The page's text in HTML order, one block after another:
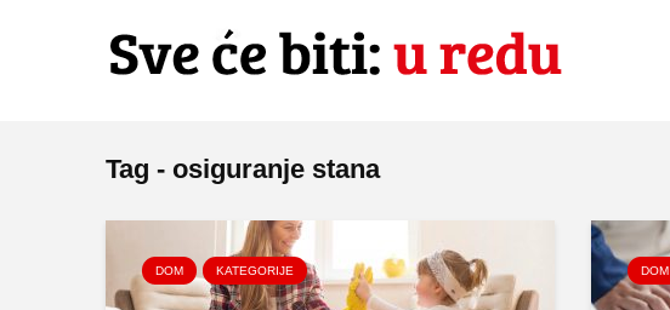
Tag - osiguranje stana
DOM KATEGORIJE DOM